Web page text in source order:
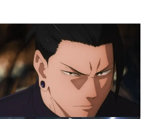
男性声優/女性声優一覧
今期アニメ曜
夏アニメ
FOLLOW US